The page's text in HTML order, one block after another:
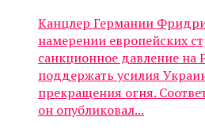
Канцлер Германии
намерении европейских
санкционное давление на
поддержать усилия
прекращения огня.
он опубликовал...